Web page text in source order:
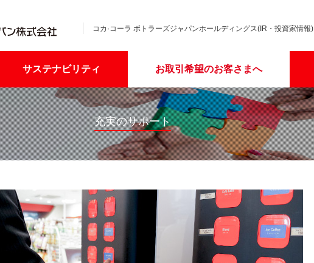
コカ·コーラ ボトラーズジャパンホールディングス(IR・投資家情報)
サステナビリティ お取引希望のお客さまへ
充実のサポート